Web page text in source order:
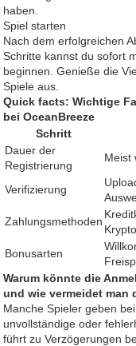
haben.
Spiel starten
Nach dem erfolgreichen
Schritte kannst du sofort
beginnen. Genieße die
Spiele aus.
Quick facts: Wichtige
bei OceanBreeze
Schritt
Dauer der
Registrierung
Meist
Verifizierung
Zahlungsmethoden
Bonusarten
Warum könnte die
und wie vermeidet man
Manche Spieler geben
unvollständige oder
führt zu Verzögerungen